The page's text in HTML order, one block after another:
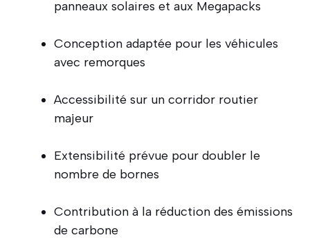
panneaux solaires et aux Megapacks
Conception adaptée pour les véhicules
avec remorques
Accessibilité sur un corridor routier
majeur
Extensibilité prévue pour doubler le
nombre de bornes
Contribution à la réduction des émissions
de carbone